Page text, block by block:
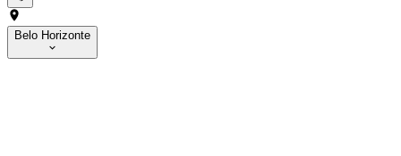
Belo Horizonte